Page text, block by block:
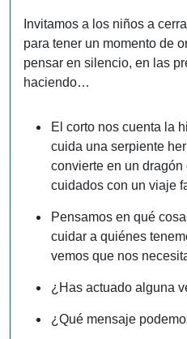
Invitamos a los niños a
para tener un momento de
pensar en silencio, en las
haciendo…
El corto nos cuenta la
cuida una serpiente
convierte en un
cuidados con un viaje
Pensamos en qué
cuidar a quiénes
vemos que nos
¿Has actuado alguna
¿Qué mensaje